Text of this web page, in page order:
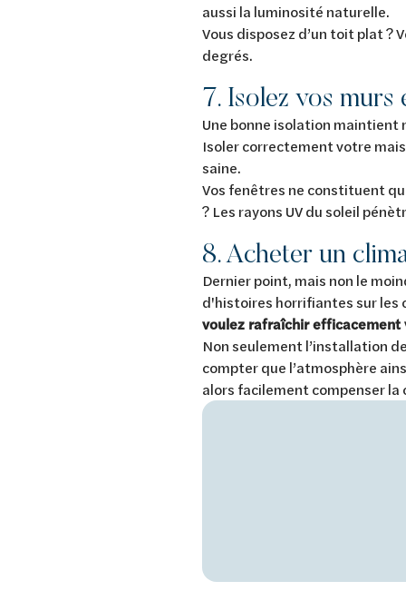
aussi la luminosité naturelle.
Vous disposez d’un toit plat ?
degrés.
7. Isolez vos
Une bonne isolation maintient
Isoler correctement votre
saine.
Vos fenêtres ne constituent
? Les rayons UV du soleil
8. Acheter un
Dernier point, mais non le
d'histoires horrifiantes sur les
voulez rafraîchir efficacement
Non seulement l’installation
compter que l’atmosphère
alors facilement compenser